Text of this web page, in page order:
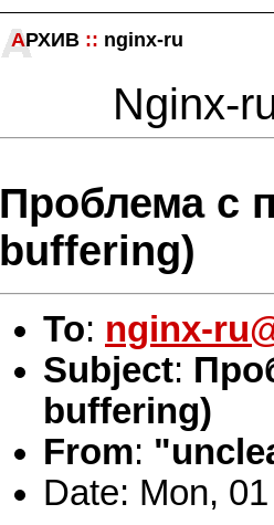
АРХИВ :: nginx-ru
Nginx-
Проблема с
buffering)
To: nginx-
Subject:
buffering)
From:
Date: Mon,